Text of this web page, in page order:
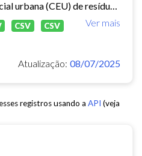
Ver mais
CSV
CSV
Atualização: 08/07/2025
registros usando a API (veja